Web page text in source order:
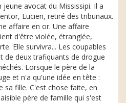
avocat du Mississipi. Il a
Lucien, retiré des tribunaux.
affaire en or. Une affaire
d'être violée, étranglée,
Elle survivra... Les coupables
de deux trafiquants de drogue
Lorsque le père de la
et n'a qu'une idée en tête :
sa fille. C'est chose faite, en
père de famille qui s'est